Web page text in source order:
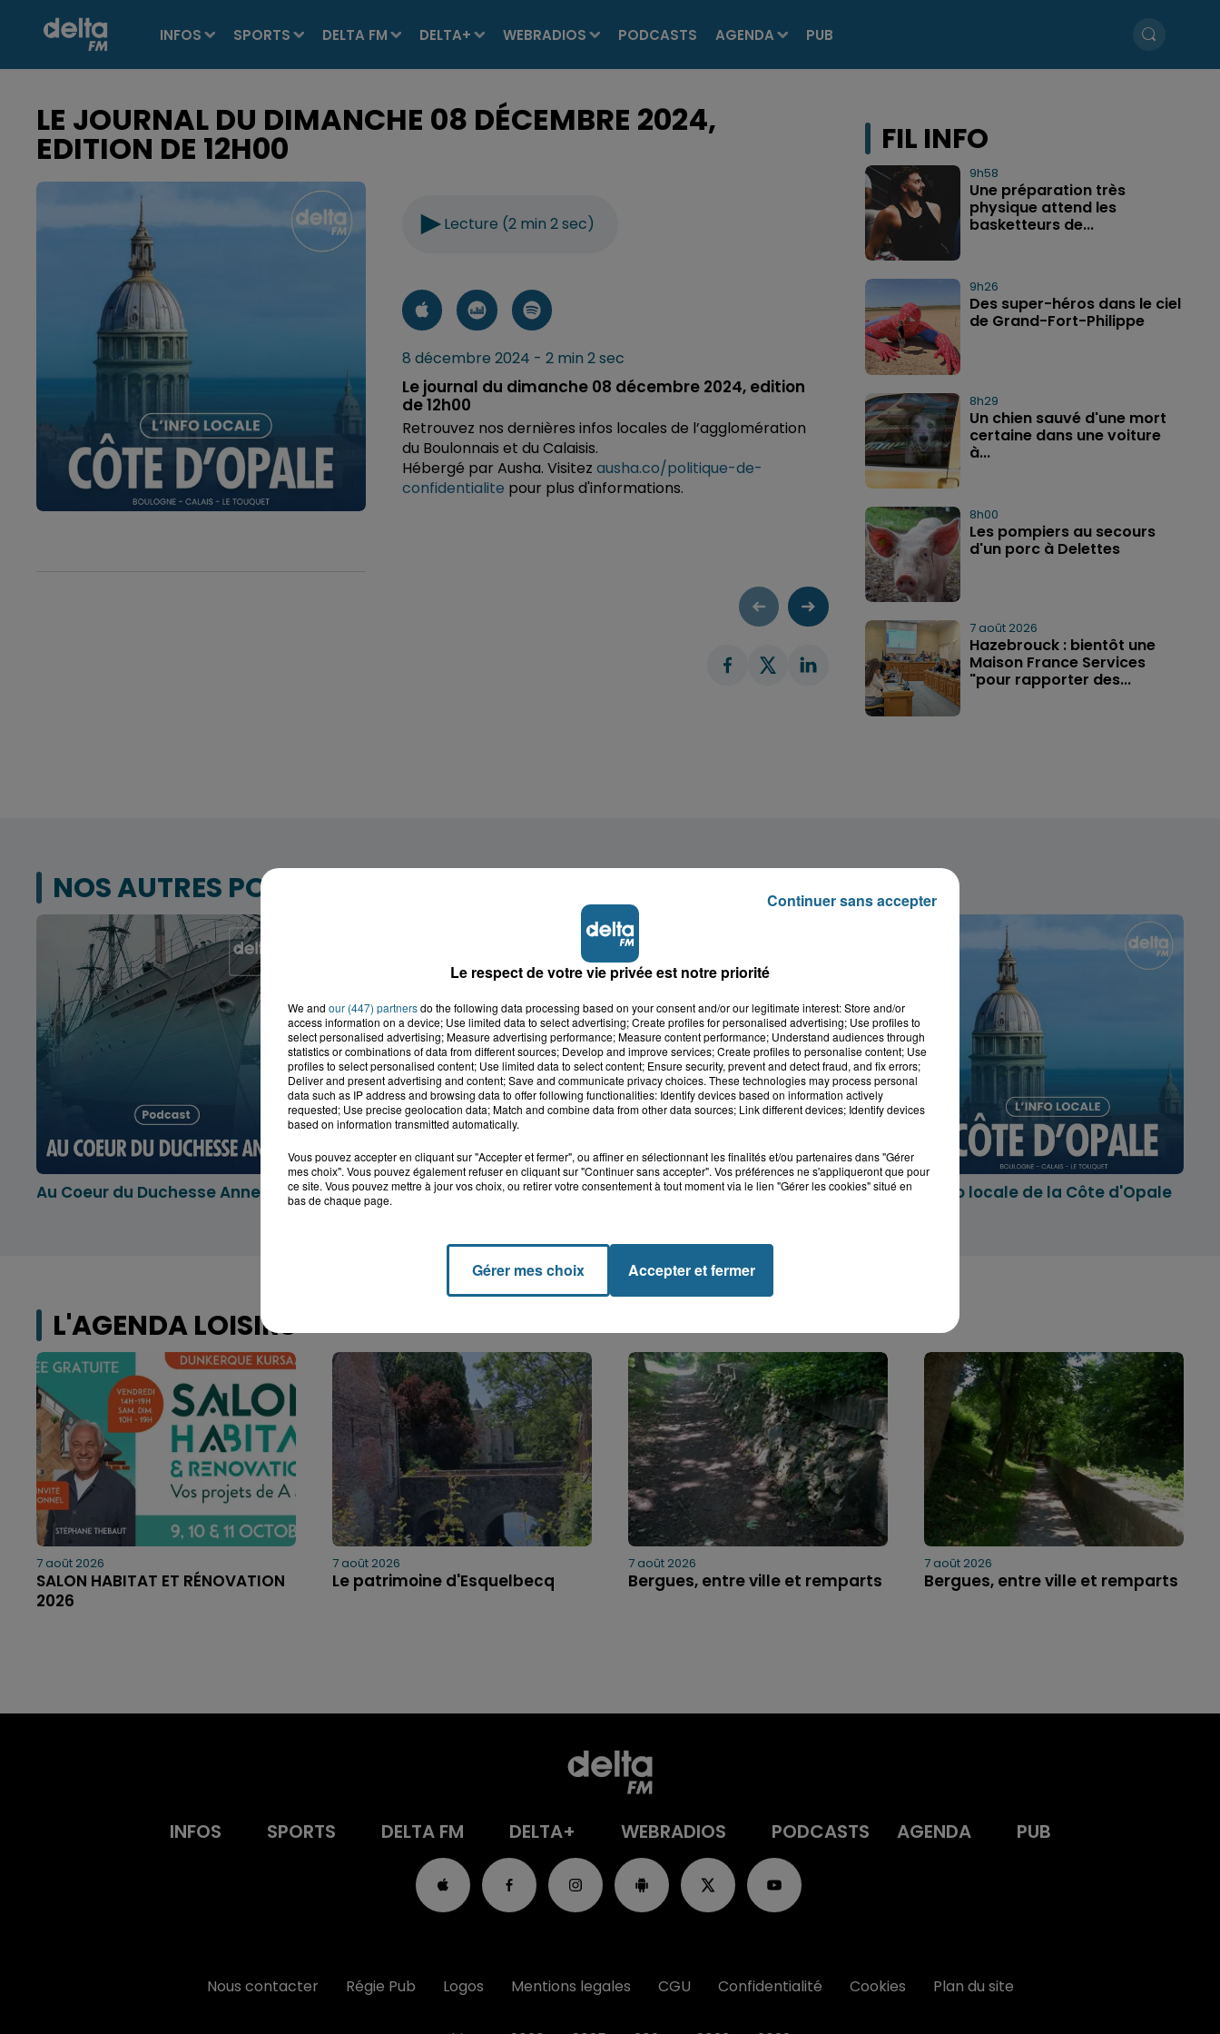
INFOS SPORTS DELTA FM DELTA+ WEBRADIOS PODCASTS AGENDA PUB
LE JOURNAL DU DIMANCHE 08 DÉCEMBRE 2024,
EDITION DE 12H00
Lecture (2 min 2 sec)
8 décembre 2024 - 2 min 2 sec
Le journal du dimanche 08 décembre 2024, edition
de 12h00
Retrouvez nos dernières infos locales de l’agglomération
du Boulonnais et du Calaisis.
Hébergé par Ausha. Visitez ausha.co/politique-de-
confidentialite pour plus d'informations.
FIL INFO
9h58
Une préparation très
physique attend les
basketteurs de...
9h26
Des super-héros dans le ciel
de Grand-Fort-Philippe
8h29
Un chien sauvé d'une mort
certaine dans une voiture
à...
8h00
Les pompiers au secours
d'un porc à Delettes
7 août 2026
Hazebrouck : bientôt une
Maison France Services
"pour rapporter des...
NOS AUTRES PODCASTS
Au Coeur du Duchesse Anne
L'info locale dans le
Dunkerquois
L'info locale de l'Audomarois L'info locale de la Côte d'Opale
L'AGENDA LOISIRS
7 août 2026
SALON HABITAT ET RÉNOVATION
2026
7 août 2026
Le patrimoine d'Esquelbecq
7 août 2026
Bergues, entre ville et remparts
7 août 2026
Bergues, entre ville et remparts
INFOS SPORTS DELTA FM DELTA+ WEBRADIOS PODCASTS AGENDA PUB
Nous contacter Régie Pub Logos Mentions legales CGU Confidentialité Cookies Plan du site
Le respect de votre vie privée est notre priorité
We and our (447) partnersdo the following data processing based on your consent and/or our legitimate interest: Store and/or
access information on a device; Use limited data to select advertising; Create profiles for personalised advertising; Use profiles to
select personalised advertising; Measure advertising performance; Measure content performance; Understand audiences through
statistics or combinations of data from different sources; Develop and improve services; Create profiles to personalise content; Use
profiles to select personalised content; Use limited data to select content; Ensure security, prevent and detect fraud, and fix errors;
Deliver and present advertising and content; Save and communicate privacy choices. These technologies may process personal
data such as IP address and browsing data to offer following functionalities: Identify devices based on information actively
requested; Use precise geolocation data; Match and combine data from other data sources; Link different devices; Identify devices
based on information transmitted automatically.
Vous pouvez accepter en cliquant sur "Accepter et fermer", ou affiner en sélectionnant les finalités et/ou partenaires dans "Gérer
mes choix". Vous pouvez également refuser en cliquant sur "Continuer sans accepter". Vos préférences ne s'appliqueront que pour
ce site. Vous pouvez mettre à jour vos choix, ou retirer votre consentement à tout moment via le lien "Gérer les cookies" situé en
bas de chaque page.
Gérer mes choix Accepter et fermer
Continuer sans accepter